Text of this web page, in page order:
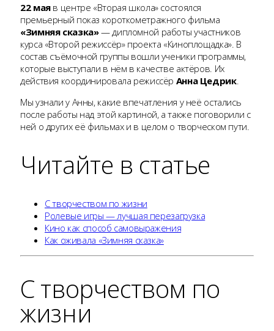
22 маяв центре «Вторая школа» состоялся
премьерный показ короткометражного фильма
«Зимняя сказка»— дипломной работы участников
курса «Второй режиссёр» проекта «Киноплощадка». В
состав съёмочной группы вошли ученики программы,
которые выступали в нём в качестве актёров. Их
действия координировала режиссёр Анна Цедрик.
Мы узнали у Анны, какие впечатления у неё остались
после работы над этой картиной, а также поговорили с
ней о других её фильмах и в целом о творческом пути.
Читайте в статье
С творчеством по жизни
Ролевые игры — лучшая перезагрузка
Кино как способ самовыражения
Как оживала «Зимняя сказка»
С творчеством по
жизни